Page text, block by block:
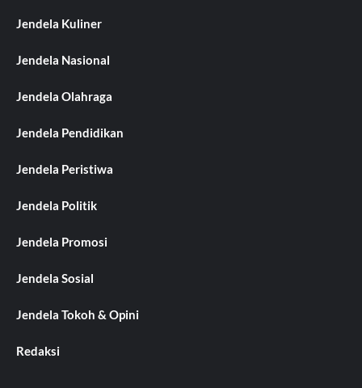
Jendela Kuliner
Jendela Nasional
Jendela Olahraga
Jendela Pendidikan
Jendela Peristiwa
Jendela Politik
Jendela Promosi
Jendela Sosial
Jendela Tokoh & Opini
Redaksi